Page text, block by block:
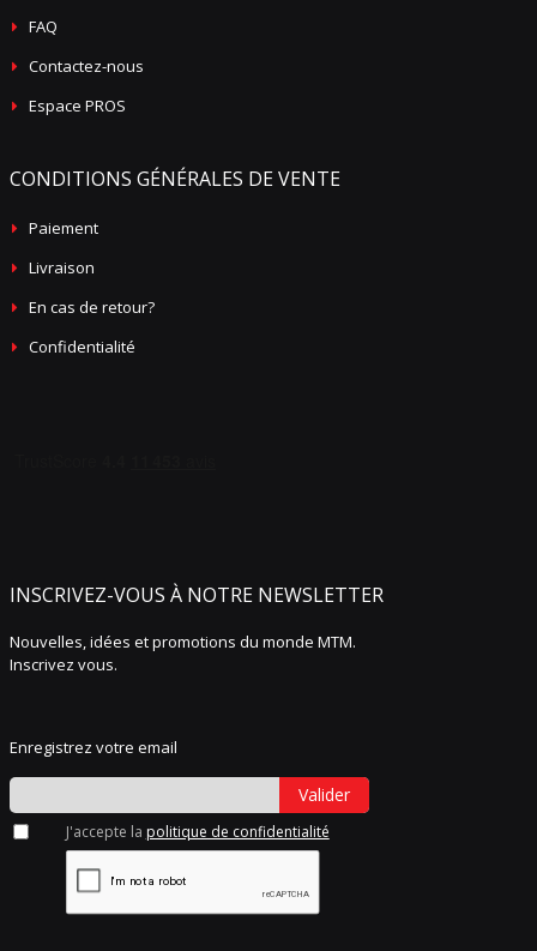
FAQ
Contactez-nous
Espace PROS
CONDITIONS GÉNÉRALES DE VENTE
Paiement
Livraison
En cas de retour?
Confidentialité
INSCRIVEZ-VOUS À NOTRE NEWSLETTER
Nouvelles, idées et promotions du monde MTM.
Inscrivez vous.
Enregistrez votre email
Valider
J'accepte la politique de confidentialité